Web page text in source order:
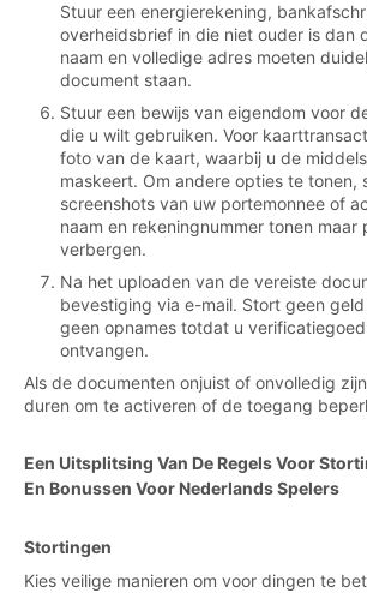
Stuur een energierekening,
overheidsbrief in die niet ouder is dan
naam en volledige adres moeten
document staan.
Stuur een bewijs van eigendom voor
die u wilt gebruiken. Voor
foto van de kaart, waarbij u de
maskeert. Om andere opties te tonen,
screenshots van uw portemonnee of
naam en rekeningnummer tonen maar
verbergen.
Na het uploaden van de vereiste
bevestiging via e-mail. Stort geen
geen opnames totdat u
ontvangen.
Als de documenten onjuist of onvolledig
duren om te activeren of de toegang
Een Uitsplitsing Van De Regels Voor
En Bonussen Voor Nederlands Spelers
Stortingen
Kies veilige manieren om voor dingen te